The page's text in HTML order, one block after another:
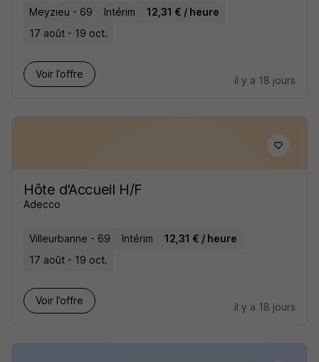
Meyzieu - 69 Intérim
12,31 € / heure
17 août - 19 oct.
Voir l’offre
il y a 18 jours
Hôte d'Accueil H/F
Adecco
Villeurbanne - 69 Intérim
12,31 € / heure
17 août - 19 oct.
Voir l’offre
il y a 18 jours